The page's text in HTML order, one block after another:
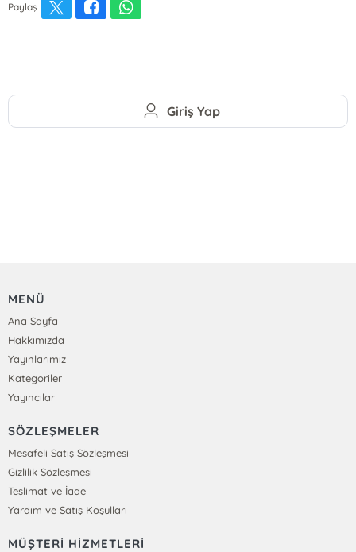
Paylaş
Giriş Yap
MENÜ
Ana Sayfa
Hakkımızda
Yayınlarımız
Kategoriler
Yayıncılar
SÖZLEŞMELER
Mesafeli Satış Sözleşmesi
Gizlilik Sözleşmesi
Teslimat ve İade
Yardım ve Satış Koşulları
MÜŞTERİ HİZMETLERİ